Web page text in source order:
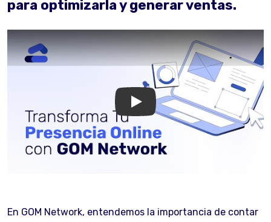
para optimizarla y generar ventas.
GOM Network
En GOM Network, entendemos la importancia de contar